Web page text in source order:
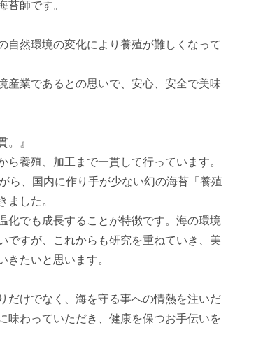
苔師です。
自然環境の変化により養殖が難しくなって
産業であるとの思いで、安心、安全で美味
。』
養殖、加工まで一貫して行っています。
ら、国内に作り手が少ない幻の海苔「養殖
ました。
化でも成長することが特徴です。海の環境
ですが、これからも研究を重ねていき、美
きたいと思います。
だけでなく、海を守る事への情熱を注いだ
味わっていただき、健康を保つお手伝いを